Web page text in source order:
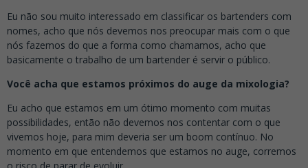
Eu não sou muito interessado em classificar os bartenders com
nomes, acho que nós devemos nos preocupar mais com o que
nós fazemos do que a forma como chamamos, acho que
basicamente o trabalho de um bartender é servir o público.
Você acha que estamos próximos do auge da mixologia?
Eu acho que estamos em um ótimo momento com muitas
possibilidades, então não devemos nos contentar com o que
vivemos hoje, para mim deveria ser um boom contínuo. No
momento em que entendemos que estamos no auge, corremos